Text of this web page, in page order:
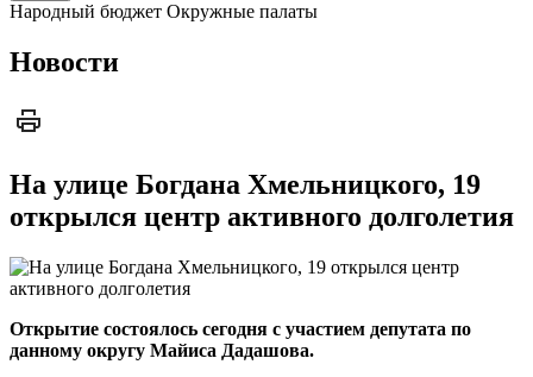
Народный бюджет Окружные палаты
Новости
На улице Богдана Хмельницкого, 19
открылся центр активного долголетия
Открытие состоялось сегодня с участием депутата по
данному округу Майиса Дадашова.